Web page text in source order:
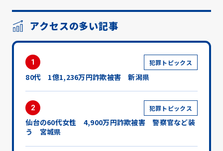
アクセスの多い記事
1 犯罪トピックス
80代 1億1,236万円詐欺被害 新潟県
2 犯罪トピックス
仙台の60代女性 4,900万円詐欺被害 警察官など装
う 宮城県